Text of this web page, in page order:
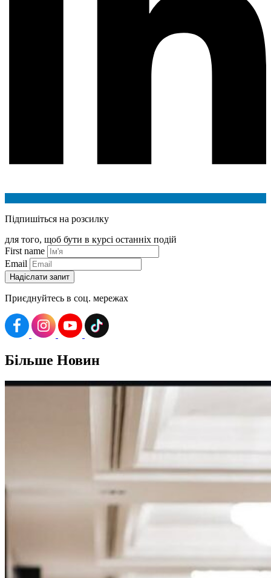
Підпишіться на розсилку
для того, щоб бути в курсі останніх подій
First name
Email
Приєднуйтесь в соц. мережах
Більше Новин